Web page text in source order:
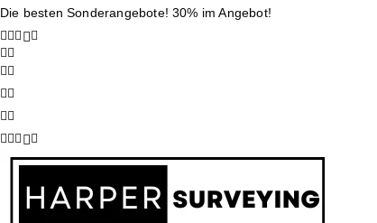
Die besten Sonderangebote! 30% im Angebot!